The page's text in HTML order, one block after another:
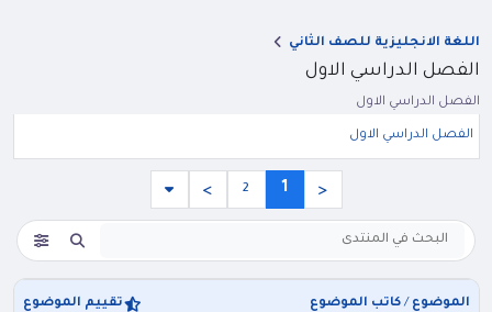
اللغة الانجليزية للصف الثاني
الفصل الدراسي الاول
الفصل الدراسي الاول
الفصل الدراسي الاول
<
1
2
>
تقييم الموضوع الموضوع /كاتب الموضوع